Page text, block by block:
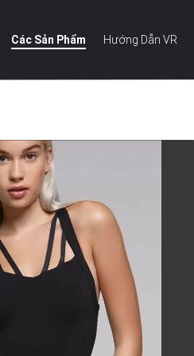
Các Sản Phẩm Hướng Dẫn VR